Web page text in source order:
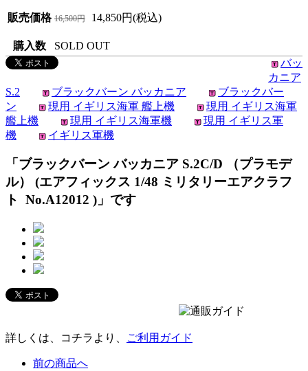
販売価格 16,500円 14,850円(税込)
購入数
SOLD OUT
バッ
カニア
S.2
ブラックバーン バッカニア
ブラックバー
ン
現用 イギリス海軍 艦上機
現用 イギリス海軍
艦上機
現用 イギリス海軍機
現用 イギリス軍
機
イギリス軍機
「ブラックバーン バッカニア S.2C/D （プラモデ
ル） (エアフィックス 1/48 ミリタリーエアクラフ
ト No.A12012 )」です
詳しくは、コチラより、 ご利用ガイド
前の商品へ